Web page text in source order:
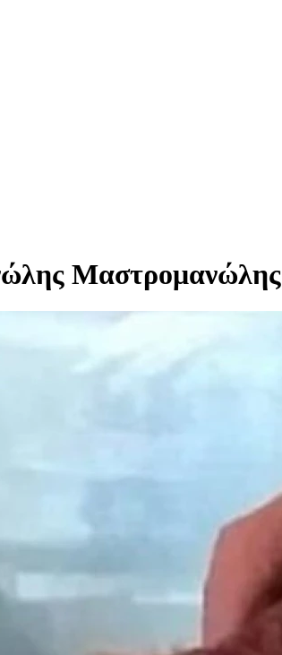
Μαστρομανώλης